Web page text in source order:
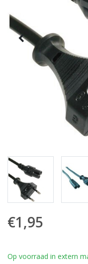
€1,95
Op voorraad in extern